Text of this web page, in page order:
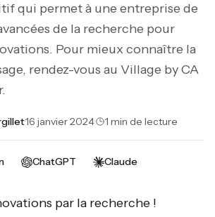
qui permet à une entreprise de
de la recherche pour
Pour mieux connaître la
rendez-vous au Village by CA
·16 janvier 2024· 1 min de lecture
ChatGPT Claude
par la recherche !